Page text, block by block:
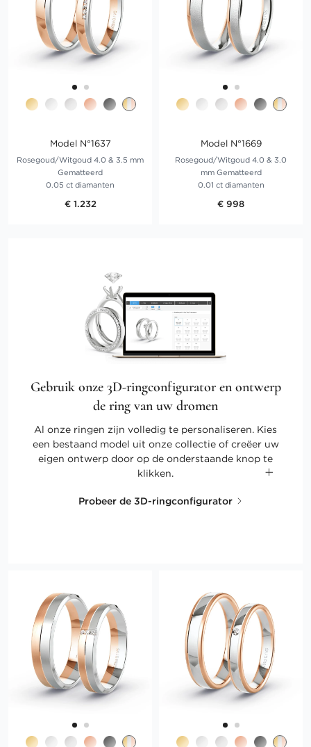
Model N°1637
Rosegoud/Witgoud 4.0 & 3.5 mm
Gematteerd
0.05 ct diamanten
€ 1.232
Model N°1669
Rosegoud/Witgoud 4.0 & 3.0
mm Gematteerd
0.01 ct diamanten
€ 998
Gebruik onze 3D-ringconfigurator en ontwerp
de ring van uw dromen
Al onze ringen zijn volledig te personaliseren. Kies
een bestaand model uit onze collectie of creëer uw
eigen ontwerp door op de onderstaande knop te
klikken.
Probeer de 3D-ringconfigurator